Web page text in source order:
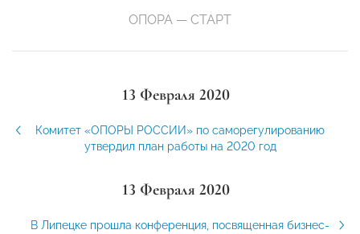
ОПОРА — СТАРТ
13 Февраля 2020
Комитет «ОПОРЫ РОССИИ» по саморегулированию
утвердил план работы на 2020 год
13 Февраля 2020
В Липецке прошла конференция, посвященная бизнес-